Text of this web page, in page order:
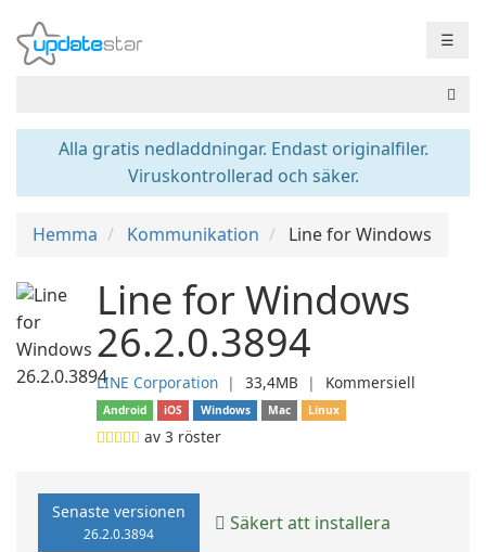
☰
Alla gratis nedladdningar. Endast originalfiler.
Viruskontrollerad och säker.
Hemma Kommunikation Line for Windows
Line for Windows
26.2.0.3894
LINE Corporation ❘ 33,4MB ❘ Kommersiell
Android iOS Windows Mac Linux
av 3 röster
Senaste versionen
26.2.0.3894 Säkert att installera